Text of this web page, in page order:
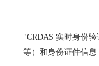
"CRDAS 实时身份
等）和身份证件信息